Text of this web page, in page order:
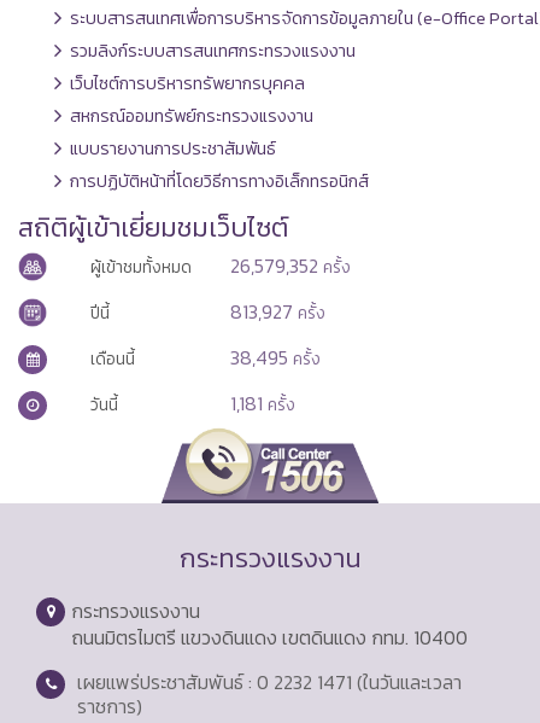
ระบบสารสนเทศเพื่อการบริหารจัดการข้อมูลภายใน (e-Office
รวมลิงก์ระบบสารสนเทศกระทรวงแรงงาน
เว็บไซต์การบริหารทรัพยากรบุคคล
สหกรณ์ออมทรัพย์กระทรวงแรงงาน
แบบรายงานการประชาสัมพันธ์
การปฏิบัติหน้าที่โดยวิธีการทางอิเล็กทรอนิกส์
สถิติผู้เข้าเยี่ยมชมเว็บไซต์
ผู้เข้าชมทั้งหมด 26,579,352 ครั้ง
ปีนี้
813,927 ครั้ง
เดือนนี้
38,495 ครั้ง
วันนี้
1,181 ครั้ง
กระทรวงแรงงาน
กระทรวงแรงงาน
ถนนมิตรไมตรี แขวงดินแดง เขตดินแดง กทม. 10400
เผยแพร่ประชาสัมพันธ์ : 0 2232 1471 (ในวันและเวลา
ราชการ)